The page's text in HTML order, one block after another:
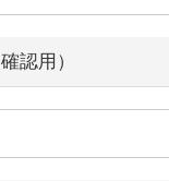
認用）